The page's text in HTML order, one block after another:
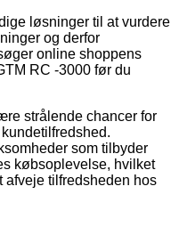
løsninger til at vurdere
og derfor
online shoppens
RC -3000 før du
strålende chancer for
som tilbyder
købsoplevelse, hvilket
afveje tilfredsheden hos